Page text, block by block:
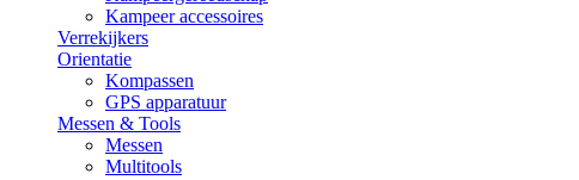
Kampeer accessoires
Verrekijkers
Orientatie
Kompassen
GPS apparatuur
Messen & Tools
Messen
Multitools